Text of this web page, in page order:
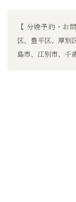
【 分娩予約・お
区、豊平区、厚別
島市、江別市、千